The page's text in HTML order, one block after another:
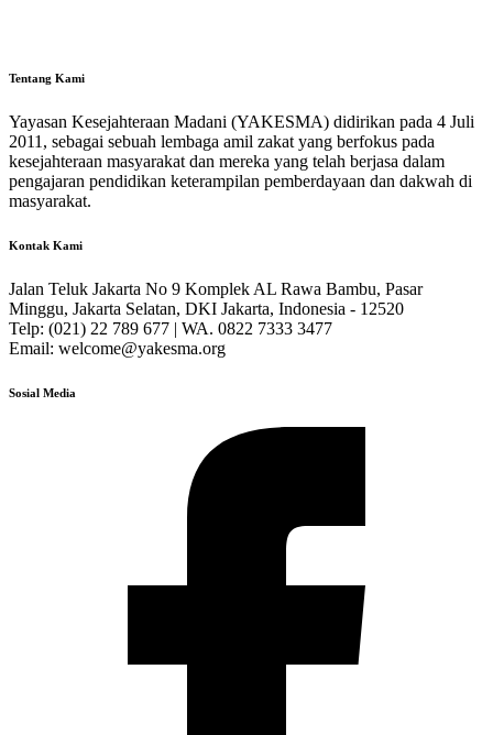
Tentang Kami
Yayasan Kesejahteraan Madani (YAKESMA) didirikan pada 4 Juli
2011, sebagai sebuah lembaga amil zakat yang berfokus pada
kesejahteraan masyarakat dan mereka yang telah berjasa dalam
pengajaran pendidikan keterampilan pemberdayaan dan dakwah di
masyarakat.
Kontak Kami
Jalan Teluk Jakarta No 9 Komplek AL Rawa Bambu, Pasar
Minggu, Jakarta Selatan, DKI Jakarta, Indonesia - 12520
Telp: (021) 22 789 677 | WA. 0822 7333 3477
Email: welcome@yakesma.org
Sosial Media